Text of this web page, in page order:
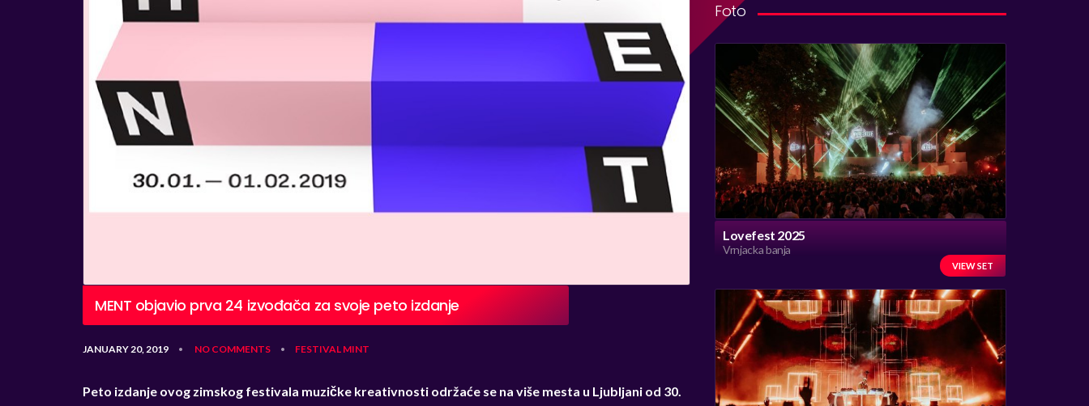
MENT objavio prva 24 izvođača za svoje peto izdanje
JANUARY 20, 2019 • NO COMMENTS • FESTIVAL MINT
Peto izdanje ovog zimskog festivala muzičke kreativnosti održaće se na više mesta u Ljubljani od 30.
Foto
Lovefest 2025
Vrnjacka banja
VIEW SET